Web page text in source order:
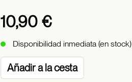
10,90 €
Disponibilidad inmediata (en stock)
Añadir a la cesta